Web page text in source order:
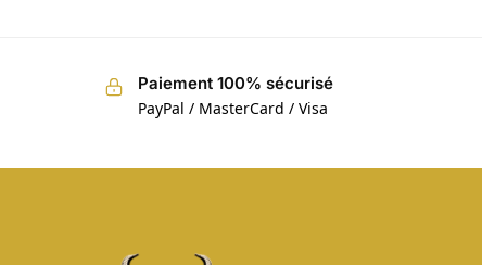
Paiement 100% sécurisé
PayPal / MasterCard / Visa